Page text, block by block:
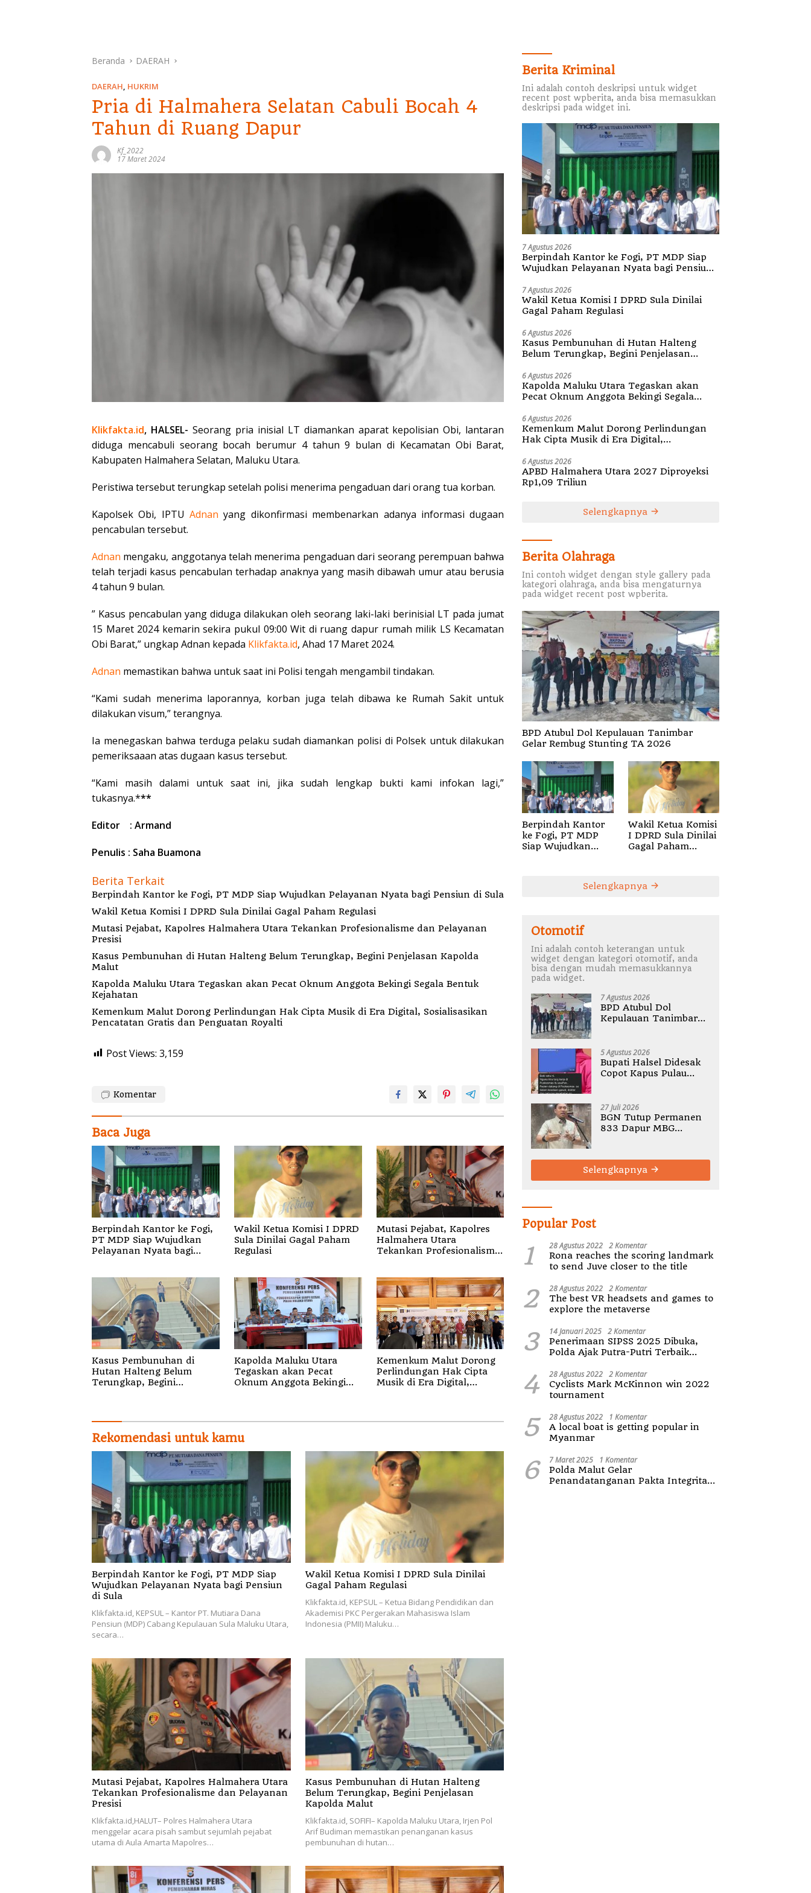
Beranda DAERAH
DAERAH, HUKRIM
Pria di Halmahera Selatan Cabuli Bocah 4
Tahun di Ruang Dapur
Kf_2022
17 Maret 2024
Klikfakta.id, HALSEL- Seorang pria inisial LT diamankan aparat kepolisian Obi, lantaran
diduga mencabuli seorang bocah berumur 4 tahun 9 bulan di Kecamatan Obi Barat,
Kabupaten Halmahera Selatan, Maluku Utara.
Peristiwa tersebut terungkap setelah polisi menerima pengaduan dari orang tua korban.
Kapolsek Obi, IPTUAdnan yang dikonfirmasi membenarkan adanya informasi dugaan
pencabulan tersebut.
Adnan mengaku, anggotanya telah menerima pengaduan dari seorang perempuan bahwa
telah terjadi kasus pencabulan terhadap anaknya yang masih dibawah umur atau berusia
4 tahun 9 bulan.
” Kasus pencabulan yang diduga dilakukan oleh seorang laki-laki berinisial LT pada jumat
15 Maret 2024 kemarin sekira pukul 09:00 Wit di ruang dapur rumah milik LS Kecamatan
Obi Barat,” ungkap Adnan kepada Klikfakta.id, Ahad 17 Maret 2024.
Adnan memastikan bahwa untuk saat ini Polisi tengah mengambil tindakan.
“Kami sudah menerima laporannya, korban juga telah dibawa ke Rumah Sakit untuk
dilakukan visum,” terangnya.
Ia menegaskan bahwa terduga pelaku sudah diamankan polisi di Polsek untuk dilakukan
pemeriksaaan atas dugaan kasus tersebut.
“Kami masih dalami untuk saat ini, jika sudah lengkap bukti kami infokan lagi,”
tukasnya.***
Editor : Armand
Penulis : Saha Buamona
Berita Terkait
Berpindah Kantor ke Fogi, PT MDP Siap Wujudkan Pelayanan Nyata bagi Pensiun di Sula
Wakil Ketua Komisi I DPRD Sula Dinilai Gagal Paham Regulasi
Mutasi Pejabat, Kapolres Halmahera Utara Tekankan Profesionalisme dan Pelayanan
Presisi
Kasus Pembunuhan di Hutan Halteng Belum Terungkap, Begini Penjelasan Kapolda
Malut
Kapolda Maluku Utara Tegaskan akan Pecat Oknum Anggota Bekingi Segala Bentuk
Kejahatan
Kemenkum Malut Dorong Perlindungan Hak Cipta Musik di Era Digital, Sosialisasikan
Pencatatan Gratis dan Penguatan Royalti
Post Views: 3,159
Komentar
Baca Juga
Berpindah Kantor ke Fogi,
PT MDP Siap Wujudkan
Pelayanan Nyata bagi
Wakil Ketua Komisi I DPRD
Sula Dinilai Gagal Paham
Regulasi
Mutasi Pejabat, Kapolres
Halmahera Utara
Tekankan Profesionalisme
Kasus Pembunuhan di
Hutan Halteng Belum
Terungkap, Begini
Kapolda Maluku Utara
Tegaskan akan Pecat
Oknum Anggota Bekingi
Kemenkum Malut Dorong
Perlindungan Hak Cipta
Musik di Era Digital,
Rekomendasi untuk kamu
Berpindah Kantor ke Fogi, PT MDP Siap
Wujudkan Pelayanan Nyata bagi Pensiun
di Sula
Klikfakta.id, KEPSUL – Kantor PT. Mutiara Dana
Pensiun (MDP) Cabang Kepulauan Sula Maluku Utara,
secara…
Wakil Ketua Komisi I DPRD Sula Dinilai
Gagal Paham Regulasi
Klikfakta.id, KEPSUL – Ketua Bidang Pendidikan dan
Akademisi PKC Pergerakan Mahasiswa Islam
Indonesia (PMII) Maluku…
Mutasi Pejabat, Kapolres Halmahera Utara
Tekankan Profesionalisme dan Pelayanan
Presisi
Klikfakta.id,HALUT– Polres Halmahera Utara
menggelar acara pisah sambut sejumlah pejabat
utama di Aula Amarta Mapolres…
Kasus Pembunuhan di Hutan Halteng
Belum Terungkap, Begini Penjelasan
Kapolda Malut
Klikfakta.id, SOFIFI– Kapolda Maluku Utara, Irjen Pol
Arif Budiman memastikan penanganan kasus
pembunuhan di hutan…
Berita Kriminal
Ini adalah contoh deskripsi untuk widget
recent post wpberita, anda bisa memasukkan
deskripsi pada widget ini.
7 Agustus 2026
Berpindah Kantor ke Fogi, PT MDP Siap
Wujudkan Pelayanan Nyata bagi Pensiun
7 Agustus 2026
Wakil Ketua Komisi I DPRD Sula Dinilai
Gagal Paham Regulasi
6 Agustus 2026
Kasus Pembunuhan di Hutan Halteng
Belum Terungkap, Begini Penjelasan
6 Agustus 2026
Kapolda Maluku Utara Tegaskan akan
Pecat Oknum Anggota Bekingi Segala
6 Agustus 2026
Kemenkum Malut Dorong Perlindungan
Hak Cipta Musik di Era Digital,
Penguatan Royalti
6 Agustus 2026
APBD Halmahera Utara 2027 Diproyeksi
Rp1,09 Triliun
Selengkapnya
Berita Olahraga
Ini contoh widget dengan style gallery pada
kategori olahraga, anda bisa mengaturnya
pada widget recent post wpberita.
BPD Atubul Dol Kepulauan Tanimbar
Gelar Rembug Stunting TA 2026
Berpindah Kantor
ke Fogi, PT MDP
Siap Wujudkan
Wakil Ketua Komisi
I DPRD Sula Dinilai
Gagal Paham
Selengkapnya
Otomotif
Ini adalah contoh keterangan untuk
widget dengan kategori otomotif, anda
bisa dengan mudah memasukkannya
pada widget.
7 Agustus 2026
BPD Atubul Dol
Kepulauan Tanimbar
5 Agustus 2026
Bupati Halsel Didesak
Copot Kapus Pulau
27 Juli 2026
BGN Tutup Permanen
833 Dapur MBG
Pelanggaran SOP
Selengkapnya
Popular Post
1 28 Agustus 2022 2 Komentar
Rona reaches the scoring landmark
to send Juve closer to the title
2 28 Agustus 2022 2 Komentar
The best VR headsets and games to
explore the metaverse
3 14 Januari 2025 2 Komentar
Penerimaan SIPSS 2025 Dibuka,
Polda Ajak Putra-Putri Terbaik
4 28 Agustus 2022 2 Komentar
Cyclists Mark McKinnon win 2022
tournament
5 28 Agustus 2022 1 Komentar
A local boat is getting popular in
Myanmar
6 7 Maret 2025 1 Komentar
Polda Malut Gelar
Penandatanganan Pakta Integritas